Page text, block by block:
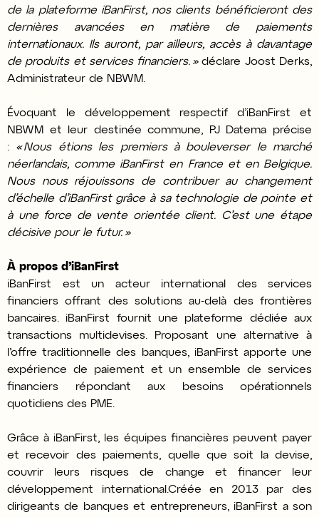
de la plateforme iBanFirst, nos clients bénéficieront des
dernières avancées en matière de paiements
internationaux. Ils auront, par ailleurs, accès à davantage
de produits et services financiers. » déclare Joost Derks,
Administrateur de NBWM.
Évoquant le développement respectif d’iBanFirst et
NBWM et leur destinée commune, PJ Datema précise
:
« Nous étions les premiers à bouleverser le marché
néerlandais, comme iBanFirst en France et en Belgique.
Nous nous réjouissons de contribuer au changement
d’échelle d’iBanFirst grâce à sa technologie de pointe et
à une force de vente orientée client. C’est une étape
décisive pour le futur. »
À propos d’iBanFirst
iBanFirst est un acteur international des services
financiers offrant des solutions au-delà des frontières
bancaires. iBanFirst fournit une plateforme dédiée aux
transactions multidevises. Proposant une alternative à
l’offre traditionnelle des banques, iBanFirst apporte une
expérience de paiement et un ensemble de services
financiers répondant aux besoins opérationnels
quotidiens des PME.
Grâce à iBanFirst, les équipes financières peuvent payer
et recevoir des paiements, quelle que soit la devise,
couvrir leurs risques de change et financer leur
développement international. Créée en 2013 par des
dirigeants de banques et entrepreneurs, iBanFirst a son